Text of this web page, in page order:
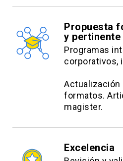
Propuesta
y pertinente
Programas
corporativos,
Actualización
formatos.
magister.
Excelencia